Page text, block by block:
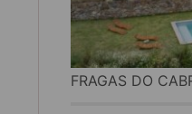
FRAGAS DO